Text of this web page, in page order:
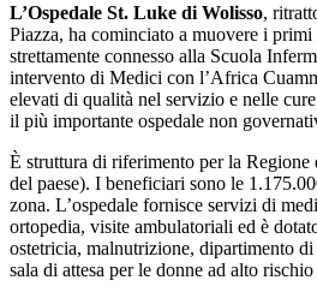
L’Ospedale St. Luke di Wolisso,
Piazza, ha cominciato a muovere i
strettamente connesso alla Scuola
intervento di Medici con l’Africa
elevati di qualità nel servizio e nelle
il più importante ospedale non
È struttura di riferimento per la Regione
del paese). I beneficiari sono le
zona. L’ospedale fornisce servizi di
ortopedia, visite ambulatoriali ed è
ostetricia, malnutrizione, dipartimento
sala di attesa per le donne ad alto